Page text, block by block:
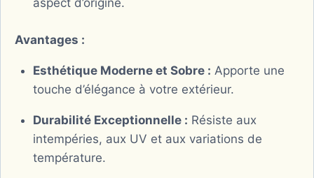
aspect d’origine.
Avantages :
Esthétique Moderne et Sobre : Apporte une
touche d’élégance à votre extérieur.
Durabilité Exceptionnelle : Résiste aux
intempéries, aux UV et aux variations de
température.